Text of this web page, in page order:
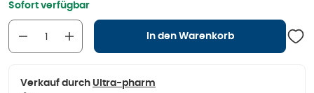
Sofort verfügbar
In den Warenkorb
Verkauf durch Ultra-pharm